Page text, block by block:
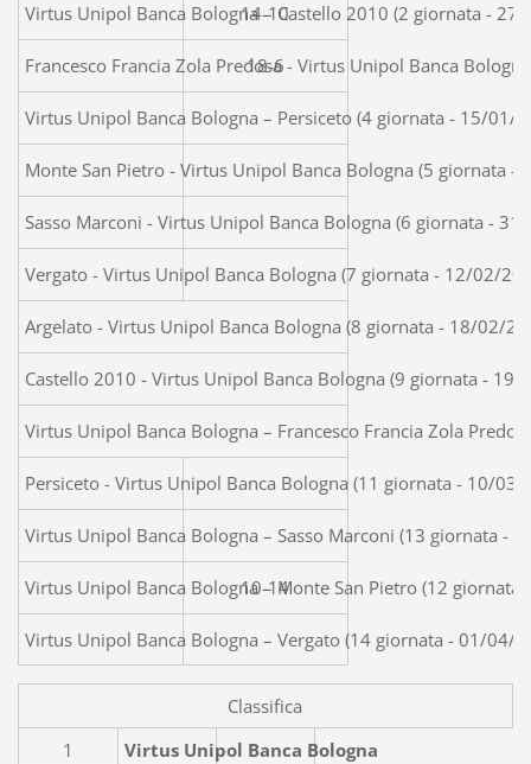
Virtus Unipol Banca Bologna – Castello 2010 (2 giornata -
14-10
Francesco Francia Zola Predosa - Virtus Unipol Banca
18-6
Virtus Unipol Banca Bologna – Persiceto (4 giornata - 15/01/
Monte San Pietro - Virtus Unipol Banca Bologna (5 giornata -
Sasso Marconi - Virtus Unipol Banca Bologna (6 giornata -
Vergato - Virtus Unipol Banca Bologna (7 giornata - 12/02/
Argelato - Virtus Unipol Banca Bologna (8 giornata - 18/02/
Castello 2010 - Virtus Unipol Banca Bologna (9 giornata - 19/
Virtus Unipol Banca Bologna – Francesco Francia Zola
Persiceto - Virtus Unipol Banca Bologna (11 giornata - 10/03/
Virtus Unipol Banca Bologna – Sasso Marconi (13 giornata -
Virtus Unipol Banca Bologna – Monte San Pietro (12
10-14
Virtus Unipol Banca Bologna – Vergato (14 giornata - 01/04/
Classifica
1
Virtus Unipol Banca Bologna